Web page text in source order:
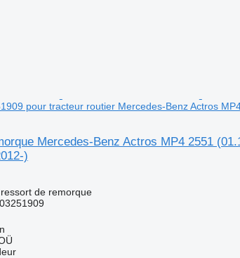
pour tracteur routier Mercedes-Benz Actros
Mercedes-Benz Actros MP4 2551
)
de remorque